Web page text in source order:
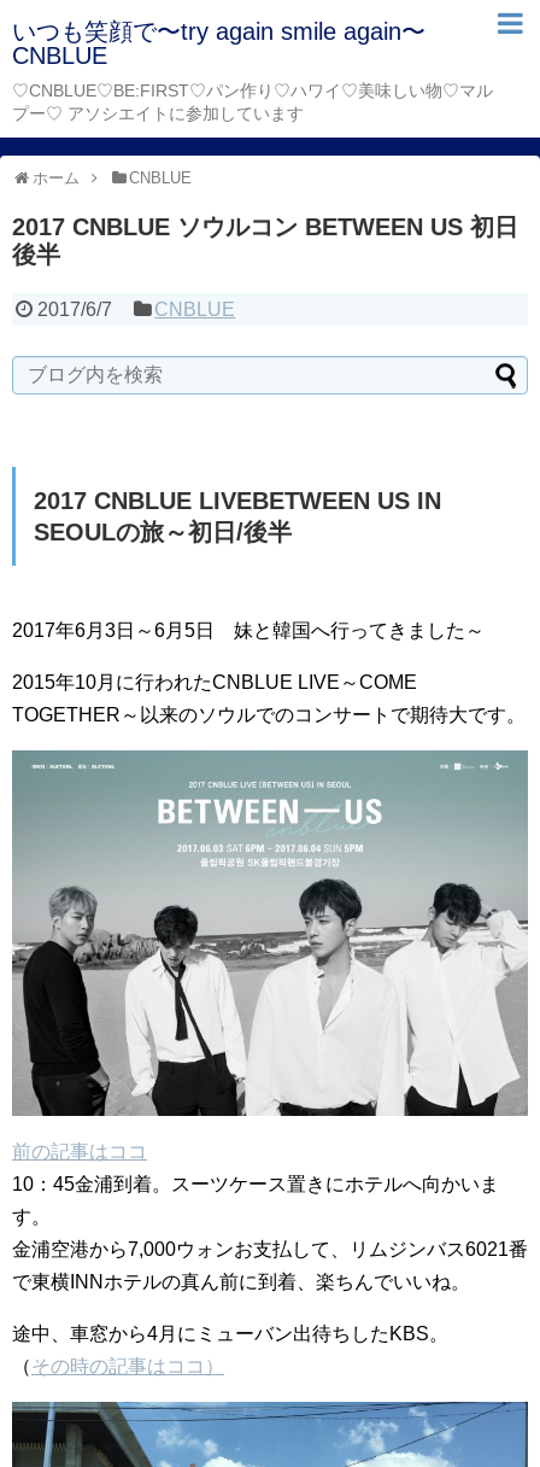
いつも笑顔で〜try again smile again〜
CNBLUE
♡CNBLUE♡BE:FIRST♡パン作り♡ハワイ♡美味しい物♡マル
プー♡ アソシエイトに参加しています
ホーム CNBLUE
2017 CNBLUE ソウルコン BETWEEN US 初日
後半
2017/6/7 CNBLUE
2017 CNBLUE LIVEBETWEEN US IN
SEOULの旅～初日/後半
2017年6月3日～6月5日 妹と韓国へ行ってきました～
2015年10月に行われたCNBLUE LIVE～COME
TOGETHER～以来のソウルでのコンサートで期待大です。
前の記事はココ
10：45金浦到着。スーツケース置きにホテルへ向かいま
す。
金浦空港から7,000ウォンお支払して、リムジンバス6021番
で東横INNホテルの真ん前に到着、楽ちんでいいね。
途中、車窓から4月にミューバン出待ちしたKBS。
（その時の記事はココ）